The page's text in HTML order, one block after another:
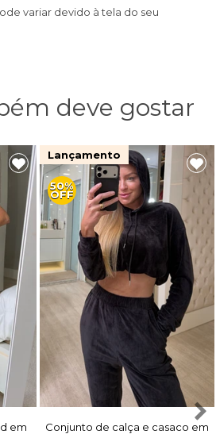
variar devido à tela do seu
deve gostar
em
Lançamento
50%
OFF
Conjunto de calça e casaco em